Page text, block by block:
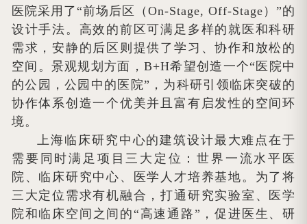
医院采用了“前场后区（On-Stage, Off-Stage）”的
设计手法。高效的前区可满足多样的就医和科研
需求，安静的后区则提供了学习、协作和放松的
空间。景观规划方面，B+H希望创造一个“医院中
的公园，公园中的医院”，为科研引领临床突破的
协作体系创造一个优美并且富有启发性的空间环
境。
上海临床研究中心的建筑设计最大难点在于
需要同时满足项目三大定位：世界一流水平医
院、临床研究中心、医学人才培养基地。为了将
三大定位需求有机融合，打通研究实验室、医学
院和临床空间之间的“高速通路”，促进医生、研